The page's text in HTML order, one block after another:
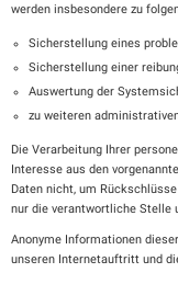
werden insbesondere zu
Sicherstellung eines
Sicherstellung einer
Auswertung der
zu weiteren
Die Verarbeitung Ihrer
Interesse aus den
Daten nicht, um
nur die verantwortliche Stelle
Anonyme Informationen
unseren Internetauftritt und